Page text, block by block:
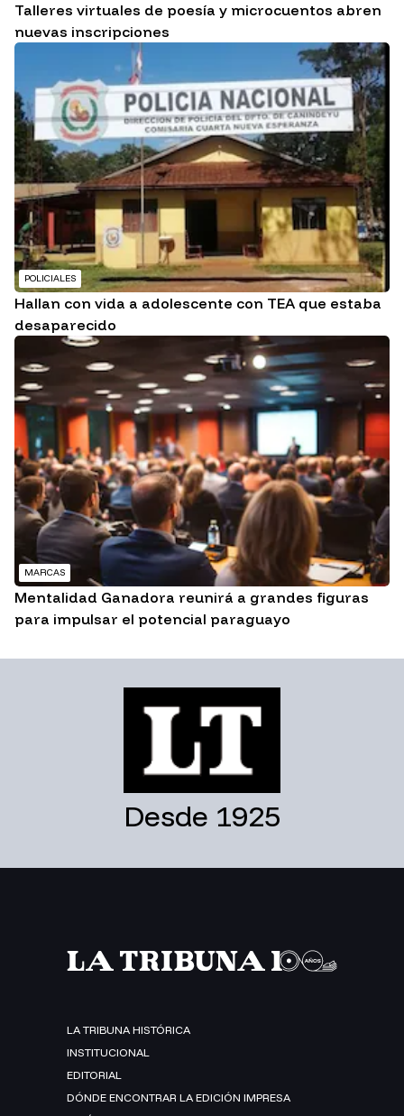
Talleres virtuales de poesía y microcuentos abren
nuevas inscripciones
POLICIALES
Hallan con vida a adolescente con TEA que estaba
desaparecido
MARCAS
Mentalidad Ganadora reunirá a grandes figuras
para impulsar el potencial paraguayo
Desde 1925
LA TRIBUNA HISTÓRICA
INSTITUCIONAL
EDITORIAL
DÓNDE ENCONTRAR LA EDICIÓN IMPRESA